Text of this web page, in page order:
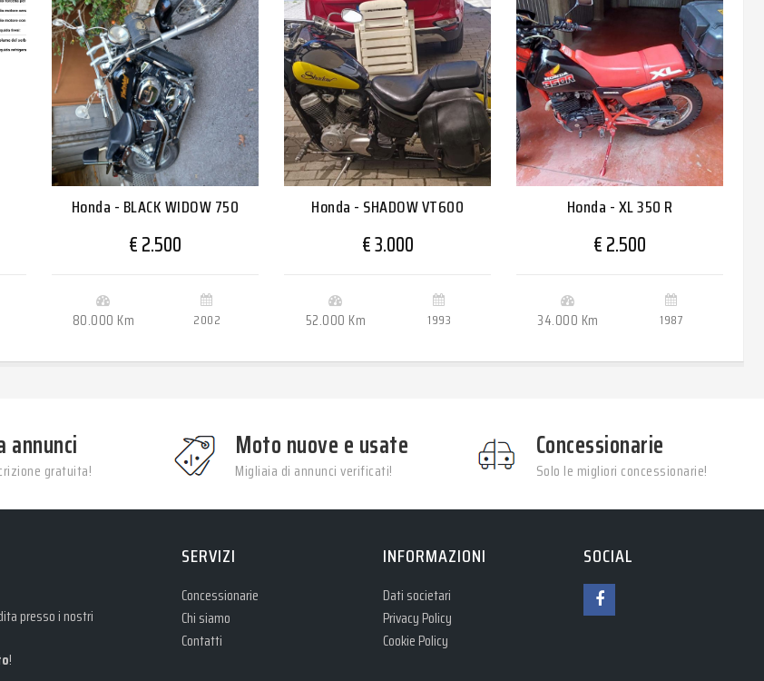
Honda - BLACK WIDOW 750
€ 2.500
80.000 Km 2002
Honda - SHADOW VT600
€ 3.000
52.000 Km 1993
Honda - XL 350 R
€ 2.500
34.000 Km 1987
annunci
gratuita!
Moto nuove e usate
Migliaia di annunci verificati!
Concessionarie
Solo le migliori concessionarie!
presso i nostri
!
SERVIZI
Concessionarie
Chi siamo
Contatti
INFORMAZIONI
Dati societari
Privacy Policy
Cookie Policy
SOCIAL